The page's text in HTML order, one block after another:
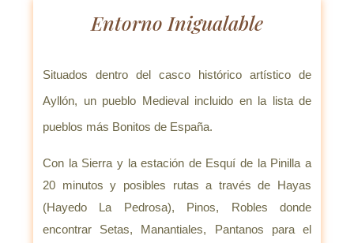
Entorno Inigualable
Situados dentro del casco histórico artístico de
Ayllón, un pueblo Medieval incluido en la lista de
pueblos más Bonitos de España.
Con la Sierra y la estación de Esquí de la Pinilla a
20 minutos y posibles rutas a través de Hayas
(Hayedo La Pedrosa), Pinos, Robles donde
encontrar Setas, Manantiales, Pantanos para el